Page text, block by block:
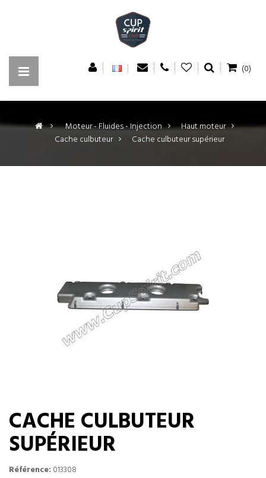
(0)
> Moteur - Fluides - Injection >
Haut moteur
Cache culbuteur > Cache culbuteur supérieur
CACHE CULBUTEUR
SUPÉRIEUR
Référence: 013308